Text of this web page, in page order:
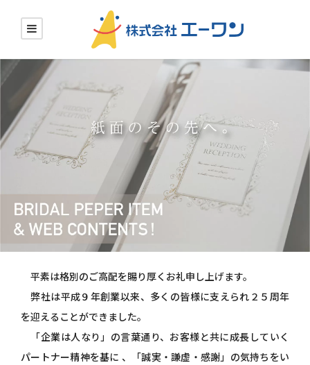
平素は格別のご高配を賜り厚くお礼申し上げます。
弊社は平成９年創業以来、多くの皆様に支えられ２５周年
を迎えることができました。
「企業は人なり」の言葉通り、お客様と共に成長していく
パートナー精神を基に 、「誠実・謙虚・感謝」の気持ちをい